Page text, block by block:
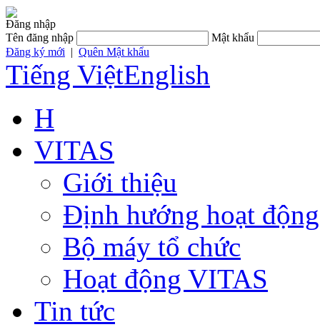
Đăng nhập
Tên đăng nhập
Mật khẩu
Đăng ký mới | Quên Mật khẩu
Tiếng ViệtEnglish
H
VITAS
Giới thiệu
Định hướng hoạt động
Bộ máy tổ chức
Hoạt động VITAS
Tin tức